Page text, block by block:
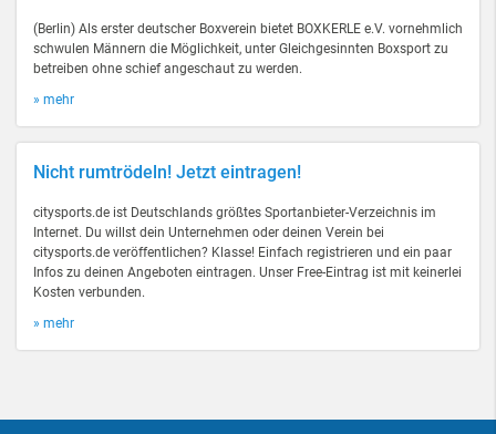
(Berlin) Als erster deutscher Boxverein bietet BOXKERLE e.V. vornehmlich
schwulen Männern die Möglichkeit, unter Gleichgesinnten Boxsport zu
betreiben ohne schief angeschaut zu werden.
» mehr
Nicht rumtrödeln! Jetzt eintragen!
citysports.de ist Deutschlands größtes Sportanbieter-Verzeichnis im
Internet. Du willst dein Unternehmen oder deinen Verein bei
citysports.de veröffentlichen? Klasse! Einfach registrieren und ein paar
Infos zu deinen Angeboten eintragen. Unser Free-Eintrag ist mit keinerlei
Kosten verbunden.
» mehr